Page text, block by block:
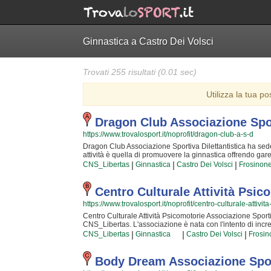
Ginnastica a Castro Dei Volsci
Trovati 255 risultati (0.01 sec)
Utilizza la tua
Dragon Club Associazione
https://www.trovalosport.it/noprofit/dragon-club-a-s-d
Dragon Club Associazione Sportiva Dilettantistica ha
attività è quella di promuovere la ginnastica offrendo
sia sullo sviluppo delle capacità motorie e fisiche degli
quotidianamente affrontando sfide articolate. Proprio
in grado di trasmettere quelle qualità in cui Dragon Club
passione, i sacrifici e la continua ricerca della chiave
sport unico e da cui si viene immediatamente rapiti.
cui potrai trovare nuovi amici con cui allenarti, istruttori
avere più informazioni sui loro corsi puoi andare in sede
nella pagina.
CNS_Libertas | Ginnastica | Castro Dei Volsci | Frosinone
Centro Culturale Attività
https://www.trovalosport.it/noprofit/centro-culturale-
Centro Culturale Attività Psicomotorie Associazione
CNS_Libertas. L'associazione è nata con l'intento di
corsi sul territorio (anche per bambini e ragazzi). I loro
proprio aspetto fisico per conquistare una maggior
sono i più professionali della zona e si aggiornano
serenità e professionalità ai loro iscritti. Il risultato e il
davvero speciale, per cui, una volta che avrete
CNS_Libertas | Ginnastica | Castro Dei Volsci |
Body Dream Associazione